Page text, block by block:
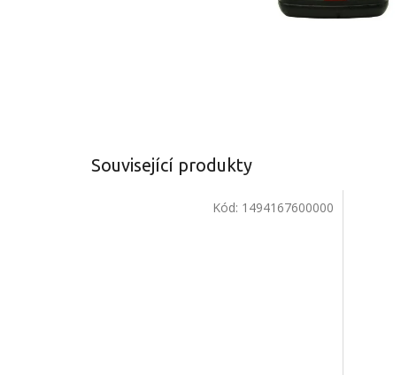
Související produkty
Kód: 1494167600000